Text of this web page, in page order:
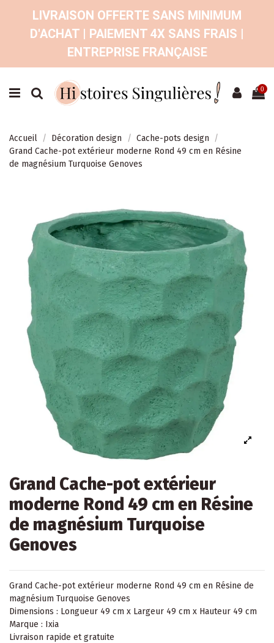
LIVRAISON OFFERTE SANS MINIMUM
D'ACHAT | PAIEMENT 4X SANS FRAIS |
ENTREPRISE FRANÇAISE
0
Accueil Décoration design
Cache-pots design
Grand Cache-pot extérieur moderne Rond 49 cm en Résine
de magnésium Turquoise Genoves
Grand Cache-pot extérieur
moderne Rond 49 cm en Résine
de magnésium Turquoise
Genoves
Grand Cache-pot extérieur moderne Rond 49 cm en Résine de
magnésium Turquoise Genoves
Dimensions : Longueur 49 cm x Largeur 49 cm x Hauteur 49 cm
Marque : Ixia
Livraison rapide et gratuite